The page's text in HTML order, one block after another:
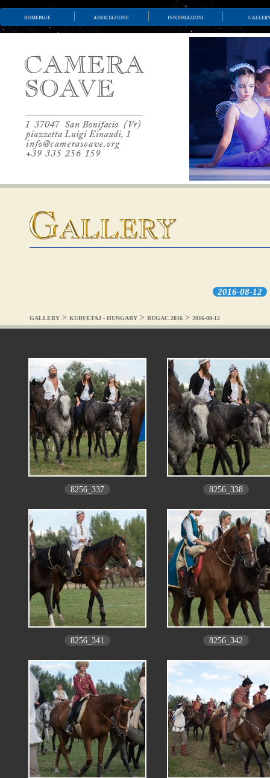
homepage associazione informazioni
2016-08-12
GALLERY > KURULTAJ - HUNGARY > BUGAC 2016 > 2016-08-12
8256_337 8256_338
8256_341 8256_342